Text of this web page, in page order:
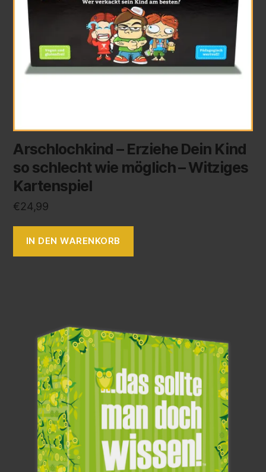
Arschlochkind – Erziehe Dein Kind
so schlecht wie möglich – Witziges
Kartenspiel
€24,99
IN DEN WARENKORB